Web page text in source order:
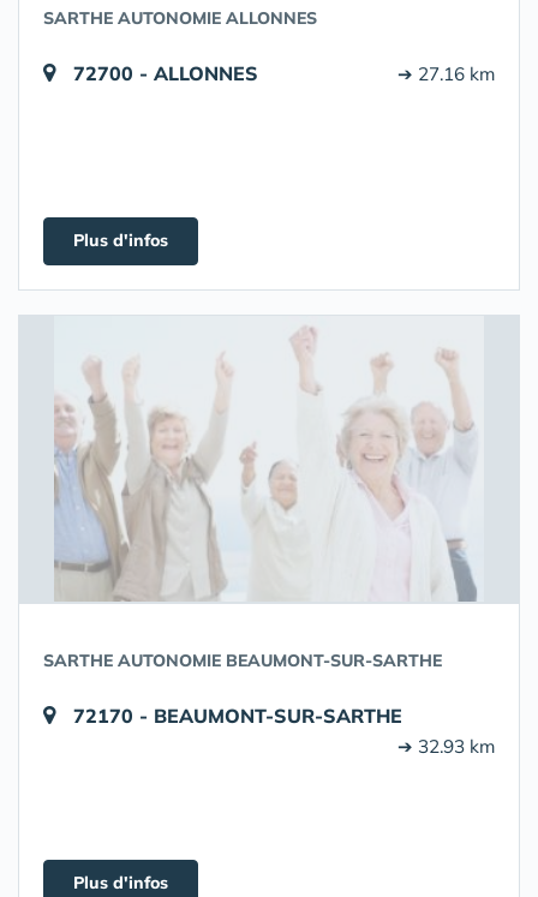
SARTHE AUTONOMIE ALLONNES
72700 - ALLONNES ➔ 27.16 km
Plus d'infos
SARTHE AUTONOMIE BEAUMONT-SUR-SARTHE
72170 - BEAUMONT-SUR-SARTHE
➔ 32.93 km
Plus d'infos